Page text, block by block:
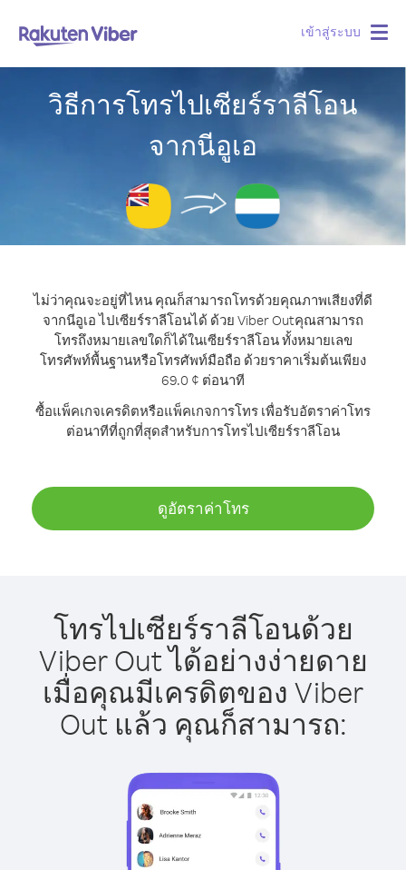
เข้าสู่ระบบ
วิธีการโทรไปเซียร์ราลีโอน
จากนีอูเอ
ไม่ว่าคุณจะอยู่ที่ไหน คุณก็สามารถโทรด้วยคุณภาพเสียงที่ดี
จากนีอูเอ ไปเซียร์ราลีโอนได้ ด้วย Viber Outคุณสามารถ
โทรถึงหมายเลขใดก็ได้ในเซียร์ราลีโอน ทั้งหมายเลข
โทรศัพท์พื้นฐานหรือโทรศัพท์มือถือ ด้วยราคาเริ่มต้นเพียง
69.0 ¢ ต่อนาที
ซื้อแพ็คเกจเครดิตหรือแพ็คเกจการโทร เพื่อรับอัตราค่าโทร
ต่อนาทีที่ถูกที่สุดสำหรับการโทรไปเซียร์ราลีโอน
ดูอัตราค่าโทร
โทรไปเซียร์ราลีโอนด้วย
Viber Out ได้อย่างง่ายดาย
เมื่อคุณมีเครดิตของ Viber
Out แล้ว คุณก็สามารถ: